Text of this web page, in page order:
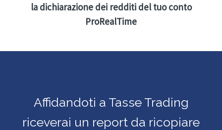
la dichiarazione dei redditi del tuo conto
ProRealTime
Affidandoti a Tasse Trading
riceverai un report da ricopiare